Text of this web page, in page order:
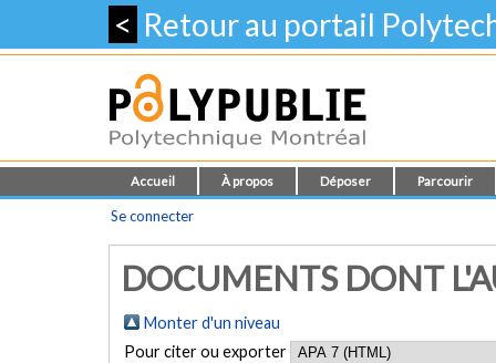
< Retour au portail
Accueil À propos Déposer Parcourir
Se connecter
DOCUMENTS DONT
Monter d'un niveau
Pour citer ou exporter